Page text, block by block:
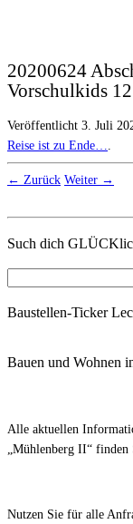
20200624
Vorschulkids 12
Veröffentlicht 3. Juli
Reise ist zu Ende….
← Zurück Weiter →
Such dich
Baustellen-Ticker
Bauen und Wohnen
Alle aktuellen
„Mühlenberg II“
Nutzen Sie für alle